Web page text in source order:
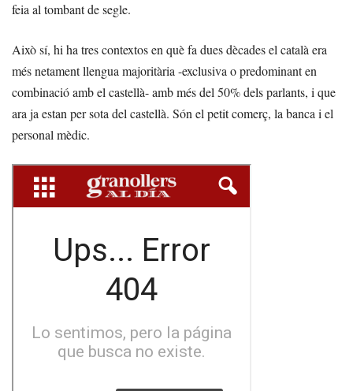
feia al tombant de segle.
Això sí, hi ha tres contextos en què fa dues dècades el català era
més netament llengua majoritària -exclusiva o predominant en
combinació amb el castellà- amb més del 50% dels parlants, i que
ara ja estan per sota del castellà. Són el petit comerç, la banca i el
personal mèdic.